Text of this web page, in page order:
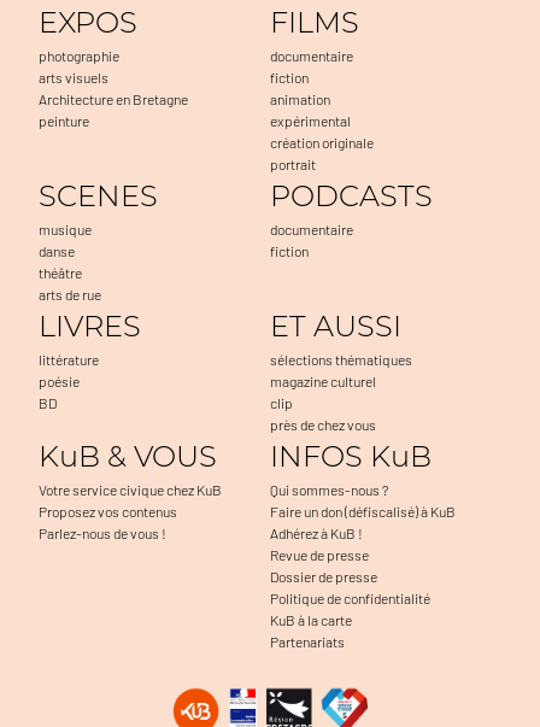
EXPOS
photographie
arts visuels
Architecture en Bretagne
peinture
FILMS
documentaire
fiction
animation
expérimental
création originale
portrait
SCENES
musique
danse
théâtre
arts de rue
PODCASTS
documentaire
fiction
LIVRES
littérature
poésie
BD
ET AUSSI
sélections thématiques
magazine culturel
clip
près de chez vous
KuB & VOUS
Votre service civique chez KuB
Proposez vos contenus
Parlez-nous de vous !
INFOS KuB
Qui sommes-nous ?
Faire un don (défiscalisé) à KuB
Adhérez à KuB !
Revue de presse
Dossier de presse
Politique de confidentialité
KuB à la carte
Partenariats